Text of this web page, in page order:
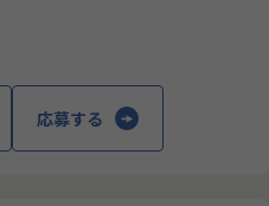
業と連携して提案〜受注ま
た意思決定支援・関係強化
業となっており、30年以
技術力、高度な分析ノ
応募する